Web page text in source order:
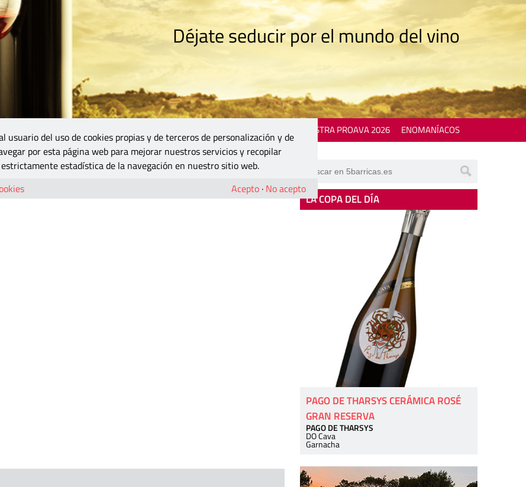
Déjate seducir por el mundo del vino
MOSTRA PROAVA 2026 ENOMANÍACOS
LA COPA DEL DÍA
PAGO DE THARSYS CERÁMICA ROSÉ
GRAN RESERVA
PAGO DE THARSYS
DO Cava
Garnacha
usuario del uso de cookies propias y de terceros de personalización y de
por esta página web para mejorar nuestros servicios y recopilar
estadística de la navegación en nuestro sitio web.
Acepto · No acepto